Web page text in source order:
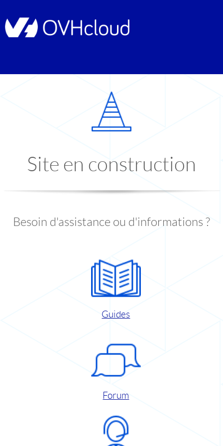
Site en construction
Besoin d'assistance ou d'informations ?
Guides
Forum